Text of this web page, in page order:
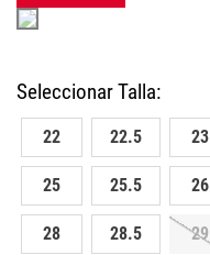
22 22.5 23
25 25.5 26
28 28.5 29